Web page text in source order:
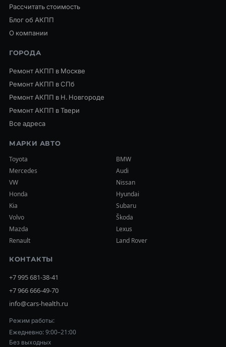
Рассчитать стоимость
Блог об АКПП
О компании
ГОРОДА
Ремонт АКПП в Москве
Ремонт АКПП в СПб
Ремонт АКПП в Н. Новгороде
Ремонт АКПП в Твери
Все адреса
МАРКИ АВТО
Toyota
BMW
Mercedes
Audi
VW
Nissan
Honda
Hyundai
Kia
Subaru
Volvo
Škoda
Mazda
Lexus
Renault
Land Rover
КОНТАКТЫ
+7 995 681-38-41
+7 966 666-49-70
info@cars-health.ru
Режим работы:
Ежедневно: 9:00–21:00
Без выходных